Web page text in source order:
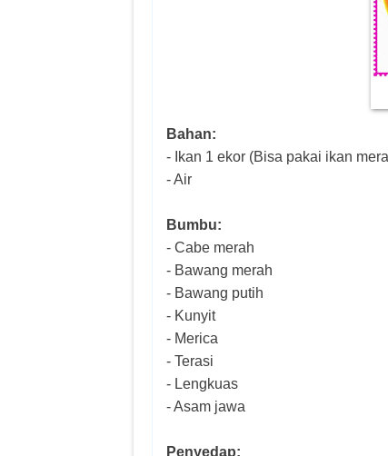
Bahan:
- Ikan 1 ekor (Bisa pakai ikan
- Air
Bumbu:
- Cabe merah
- Bawang merah
- Bawang putih
- Kunyit
- Merica
- Terasi
- Lengkuas
- Asam jawa
Penyedap: